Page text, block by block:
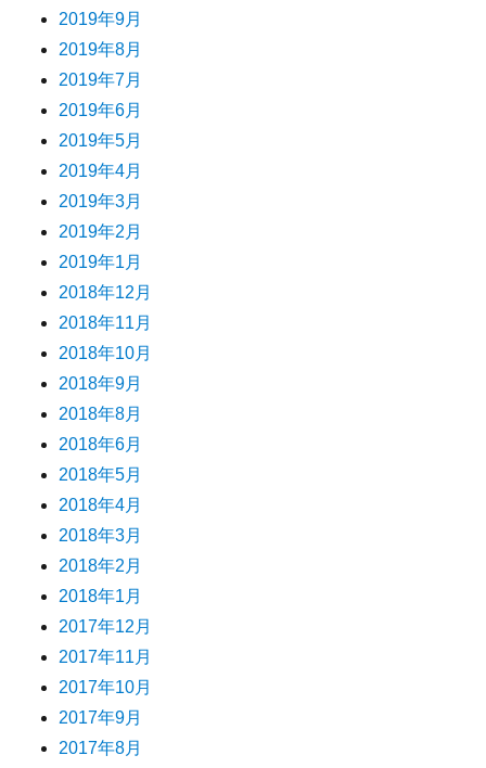
2019年9月
2019年8月
2019年7月
2019年6月
2019年5月
2019年4月
2019年3月
2019年2月
2019年1月
2018年12月
2018年11月
2018年10月
2018年9月
2018年8月
2018年6月
2018年5月
2018年4月
2018年3月
2018年2月
2018年1月
2017年12月
2017年11月
2017年10月
2017年9月
2017年8月